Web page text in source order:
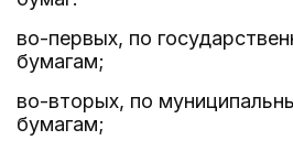
во-первых, по
бумагам;
во-вторых, по
бумагам;